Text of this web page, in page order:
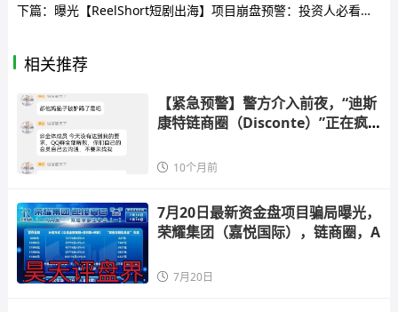
下篇： 曝光【ReelShort短剧出海】项目崩盘预警：投资人必看的止损指南！！！
相关推荐
【紧急预警】警方介入前夜，“迪斯
康特链商圈（Disconte）”正在疯
10个月前
7月20日最新资金盘项目骗局曝光，
荣耀集团（嘉悦国际），链商圈，A
7月20日